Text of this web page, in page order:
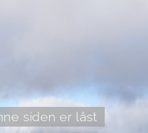
siden er låst